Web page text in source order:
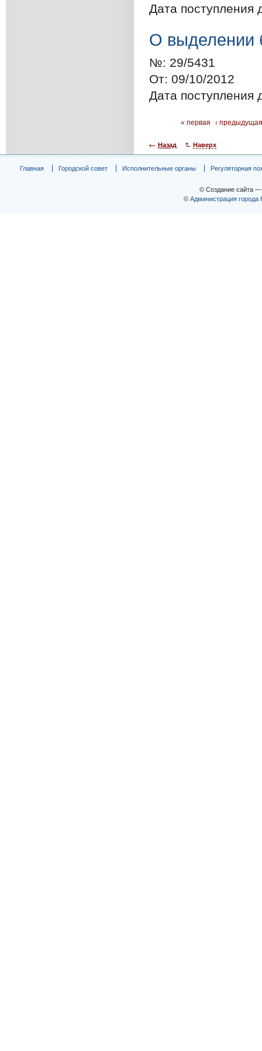
Дата поступления
О выделении
№: 29/5431
От: 09/10/2012
Дата поступления
« первая ‹
Назад Наверх
Главная Городской совет Исполнительные органы Регуляторная
© Создание сайта
© Администрация города